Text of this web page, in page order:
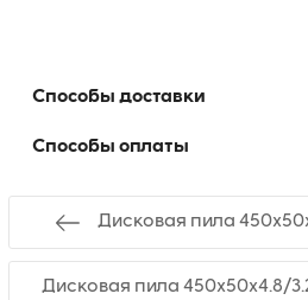
Способы доставки
Способы оплаты
Дисковая пила
Дисковая пила 450х50х4.8/